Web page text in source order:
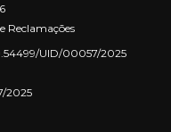
Reclamações
UID/00057/2025
2025